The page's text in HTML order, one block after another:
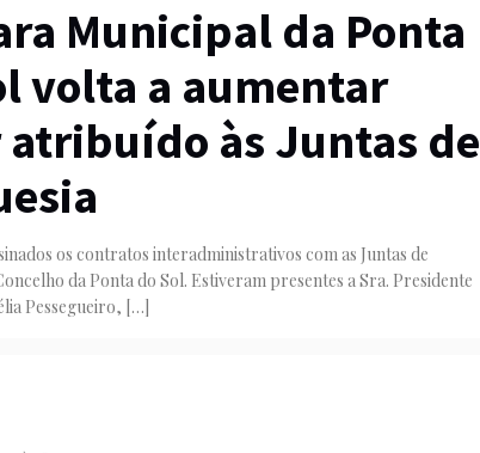
Municipal da Ponta
volta a aumentar
às Juntas de
os contratos interadministrativos com as Juntas de
da Ponta do Sol. Estiveram presentes a Sra. Presidente
Pessegueiro, […]